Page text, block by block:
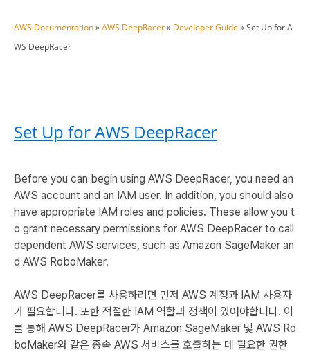
AWS Documentation»AWS DeepRacer» Developer Guide »Set Up for A
WS DeepRacer
Set Up for AWS DeepRacer
Before you can begin using AWS DeepRacer, you need an
AWS account and an IAM user. In addition, you should also
have appropriate IAM roles and policies. These allow you t
o grant necessary permissions for AWS DeepRacer to call
dependent AWS services, such as Amazon SageMaker an
d AWS RoboMaker.
AWS DeepRacer를 사용하려면 먼저 AWS 계정과 IAM 사용자
가 필요합니다. 또한 적절한 IAM 역할과 정책이 있어야합니다. 이
를 통해 AWS DeepRacer가 Amazon SageMaker 및 AWS Ro
boMaker와 같은 종속 AWS 서비스를 호출하는 데 필요한 권한